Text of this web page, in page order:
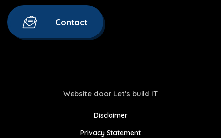
Contact
Website door Let's build IT
Disclaimer
Privacy Statement